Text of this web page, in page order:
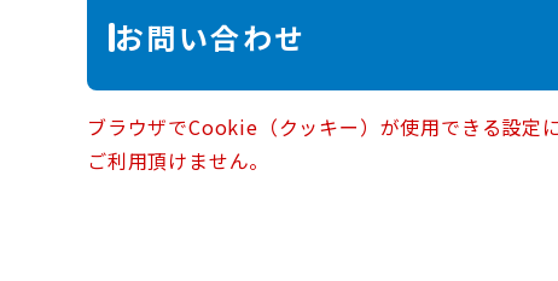
お問い合わせ
ブラウザでCookie（クッキー）が使用できる設定
ご利用頂けません。